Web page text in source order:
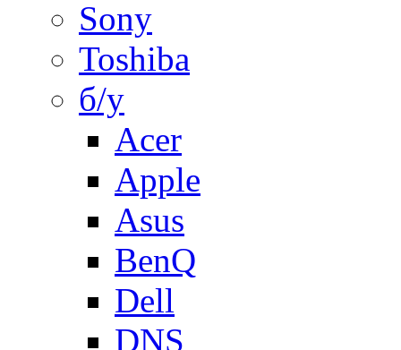
Sony
Toshiba
б/у
Acer
Apple
Asus
BenQ
Dell
DNS